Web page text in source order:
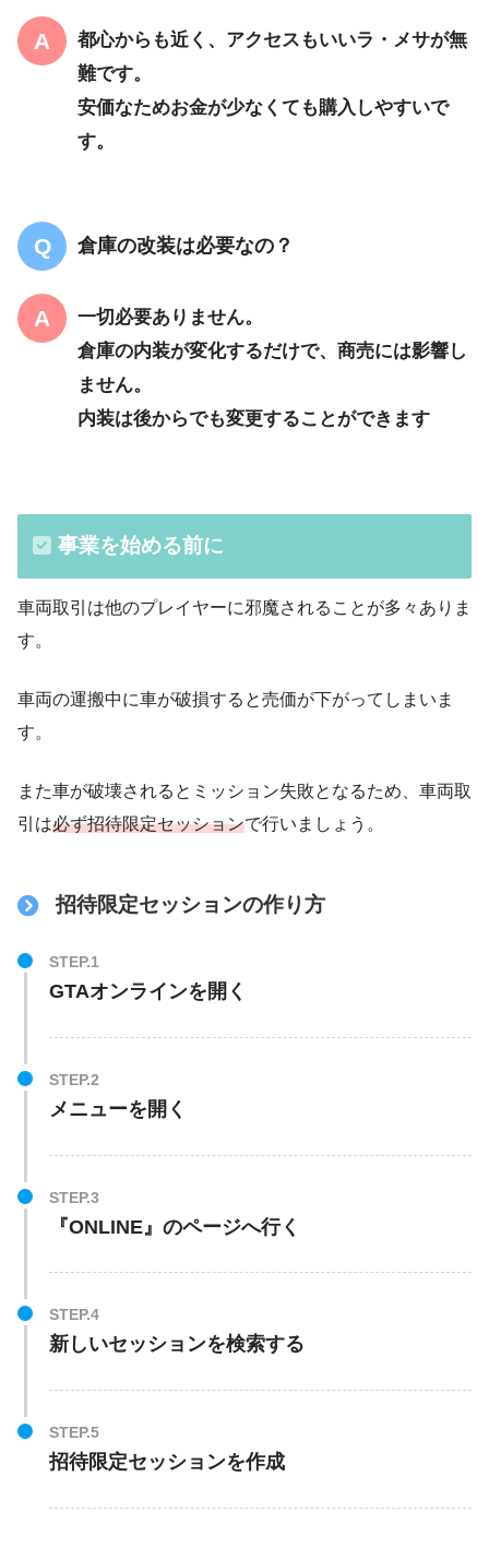
都心からも近く、アクセスもいいラ・メサが無
難です。
安価なためお金が少なくても購入しやすいで
す。
倉庫の改装は必要なの？
一切必要ありません。
倉庫の内装が変化するだけで、商売には影響し
ません。
内装は後からでも変更することができます
事業を始める前に
車両取引は他のプレイヤーに邪魔されることが多々ありま
す。
車両の運搬中に車が破損すると売価が下がってしまいま
す。
また車が破壊されるとミッション失敗となるため、車両取
引は必ず招待限定セッションで行いましょう。
招待限定セッションの作り方
GTAオンラインを開く
メニューを開く
『ONLINE』のページへ行く
新しいセッションを検索する
招待限定セッションを作成